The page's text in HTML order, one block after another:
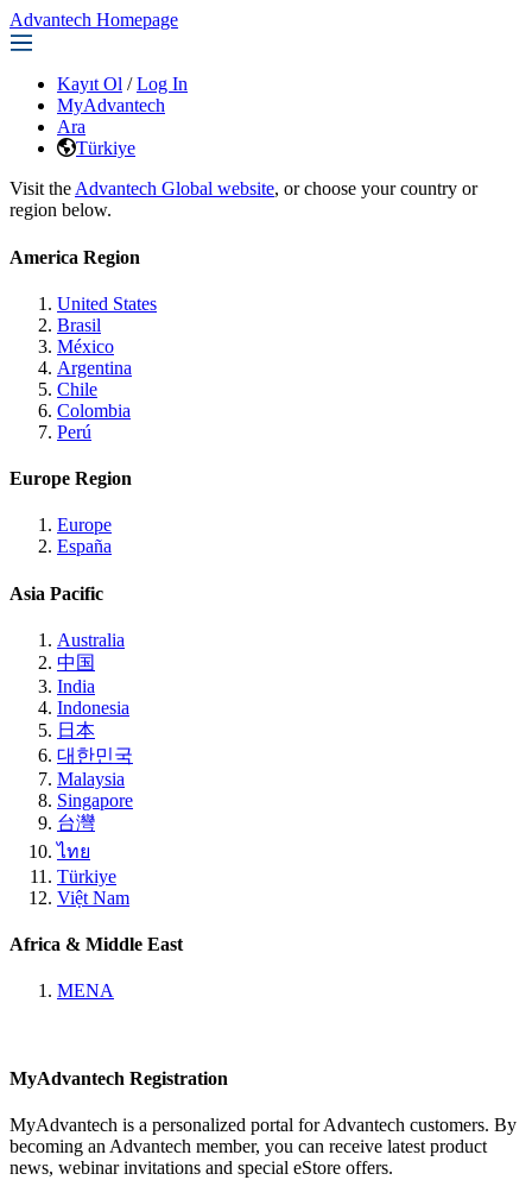
Advantech Homepage
Kayıt Ol / Log In
MyAdvantech
Ara
Türkiye
Visit the Advantech Global website, or choose your country or
region below.
America Region
United States
Brasil
México
Argentina
Chile
Colombia
Perú
Europe Region
Europe
España
Asia Pacific
Australia
中国
India
Indonesia
日本
대한민국
Malaysia
Singapore
台灣
ไทย
Türkiye
Việt Nam
Africa & Middle East
MENA
MyAdvantech Registration
MyAdvantech is a personalized portal for Advantech customers. By
becoming an Advantech member, you can receive latest product
news, webinar invitations and special eStore offers.